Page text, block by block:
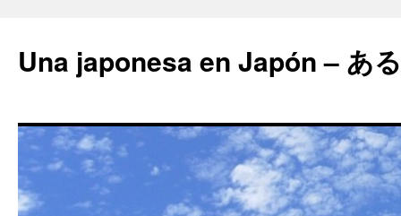
Una japonesa en Japón – あ